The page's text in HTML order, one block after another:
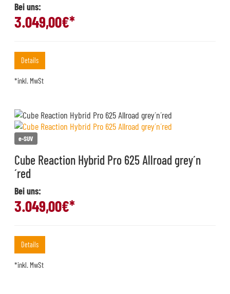
Bei uns:
3.049,00€*
Details
*inkl. MwSt
e-SUV
Cube Reaction Hybrid Pro 625 Allroad grey´n
´red
Bei uns:
3.049,00€*
Details
*inkl. MwSt